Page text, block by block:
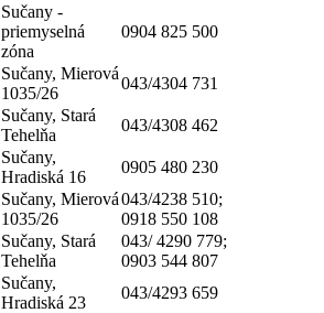
Sučany -
priemyselná
zóna
0904 825 500
Sučany, Mierová
1035/26
043/4304 731
Sučany, Stará
Tehelňa
043/4308 462
Sučany,
Hradiská 16
0905 480 230
Sučany, Mierová
1035/26
043/4238 510;
0918 550 108
Sučany, Stará
Tehelňa
043/ 4290 779;
0903 544 807
Sučany,
Hradiská 23
043/4293 659